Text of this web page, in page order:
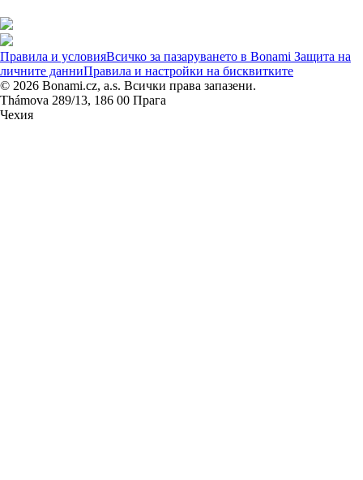
Правила и условияВсичко за пазаруването в Bonami Защита на
личните данниПравила и настройки на бисквитките
© 2026 Bonami.cz, a.s. Всички права запазени.
Thámova 289/13, 186 00 Прага
Чехия